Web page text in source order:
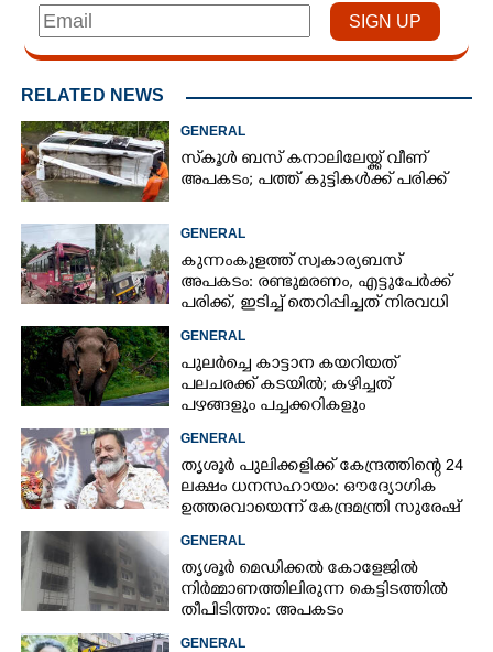
RELATED NEWS
GENERAL
സ്‌കൂൾ ബസ് കനാലിലേയ്ക്ക് വീണ്
അപകടം; പത്ത് കുട്ടികൾക്ക് പരിക്ക്
GENERAL
കുന്നംകുളത്ത് സ്വകാര്യബസ്
അപകടം: രണ്ടുമരണം, എട്ടുപേർക്ക്
പരിക്ക്, ഇടിച്ച് തെറിപ്പിച്ചത് നിരവധി
വാഹനങ്ങളെ
GENERAL
പുലർച്ചെ കാട്ടാന കയറിയത്
പലചരക്ക് കടയിൽ; കഴിച്ചത്
പഴങ്ങളും പച്ചക്കറികളും
GENERAL
തൃശൂർ പുലിക്കളിക്ക് കേന്ദ്രത്തിന്റെ 24
ലക്ഷം ധനസഹായം: ഔദ്യോഗിക
ഉത്തരവായെന്ന് കേന്ദ്രമന്ത്രി സുരേഷ്
ഗോപി
GENERAL
തൃശൂർ മെഡിക്കൽ കോളേജിൽ
നിർമ്മാണത്തിലിരുന്ന കെട്ടിടത്തിൽ
തീപിടിത്തം: അപകടം
മൂന്നാംനിലയിൽ
GENERAL